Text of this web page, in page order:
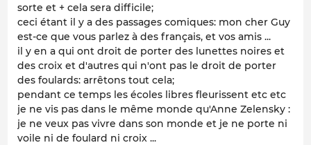
sorte et + cela sera difficile;
ceci étant il y a des passages comiques: mon cher Guy
est-ce que vous parlez à des français, et vos amis ...
il y en a qui ont droit de porter des lunettes noires et
des croix et d'autres qui n'ont pas le droit de porter
des foulards: arrêtons tout cela;
pendant ce temps les écoles libres fleurissent etc etc
je ne vis pas dans le même monde qu'Anne Zelensky :
je ne veux pas vivre dans son monde et je ne porte ni
voile ni de foulard ni croix ...